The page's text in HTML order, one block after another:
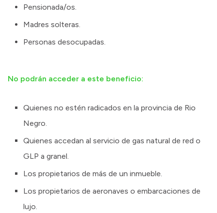
Pensionada/os.
Madres solteras.
Personas desocupadas.
No podrán acceder a este beneficio:
Quienes no estén radicados en la provincia de Rio
Negro.
Quienes accedan al servicio de gas natural de red o
GLP a granel.
Los propietarios de más de un inmueble.
Los propietarios de aeronaves o embarcaciones de
lujo.